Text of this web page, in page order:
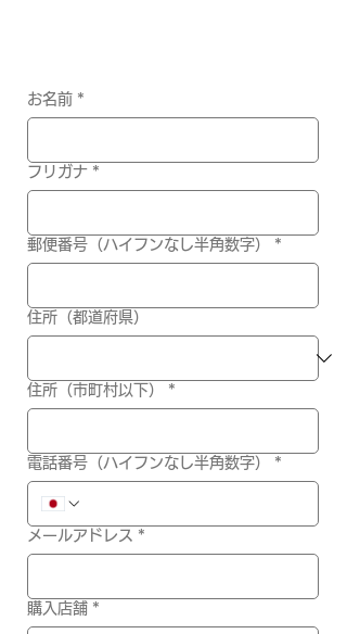
お名前 *
フリガナ *
郵便番号（ハイフンなし半角数字） *
住所（都道府県）
住所（市町村以下） *
電話番号（ハイフンなし半角数字） *
メールアドレス *
購入店舗 *